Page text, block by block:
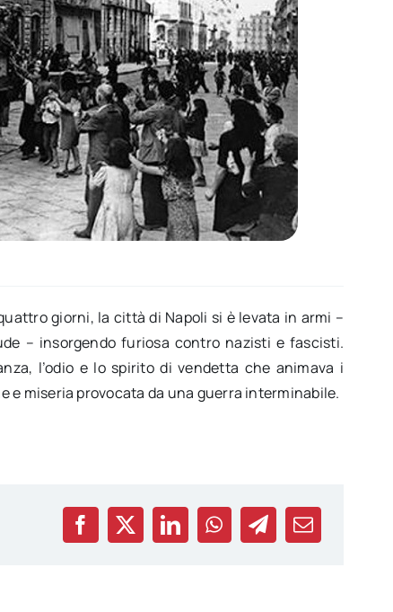
giorni, la città di Napoli si è levata in armi –
– insorgendo furiosa contro nazisti e fascisti.
l’odio e lo spirito di vendetta che animava i
e miseria provocata da una guerra interminabile.